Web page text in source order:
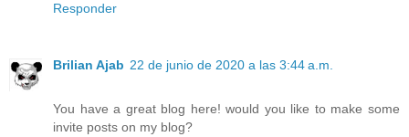
Responder
Brilian Ajab 22 de junio de 2020 a las 3:44 a.m.
You have a great blog here! would you like to make some
invite posts on my blog?